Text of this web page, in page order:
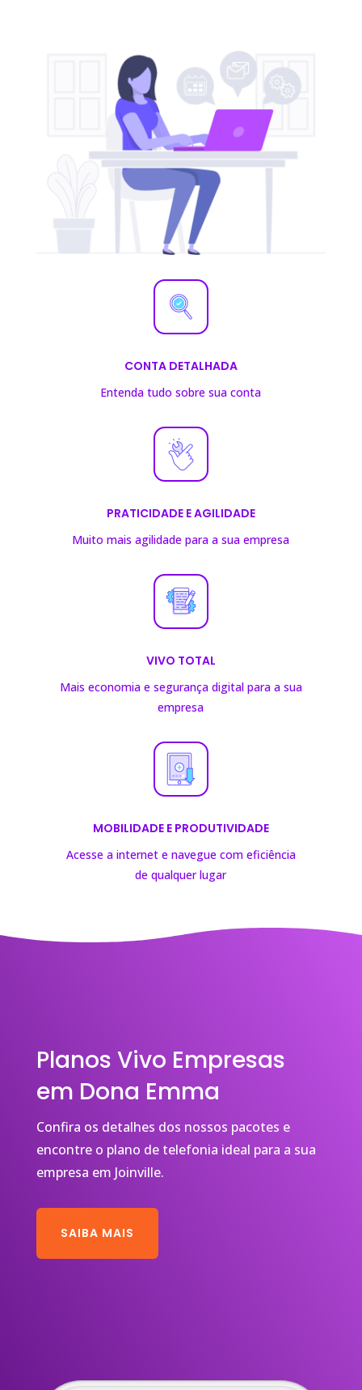
CONTA DETALHADA
Entenda tudo sobre sua conta
PRATICIDADE E AGILIDADE
Muito mais agilidade para a sua empresa
VIVO TOTAL
Mais economia e segurança digital para a sua
empresa
MOBILIDADE E PRODUTIVIDADE
Acesse a internet e navegue com eficiência
dequalquer lugar
Planos Vivo Empresas
em Dona Emma
Confira os detalhes dos nossos pacotes e
encontre o plano de telefonia ideal para a sua
empresa em Joinville.
SAIBA MAIS